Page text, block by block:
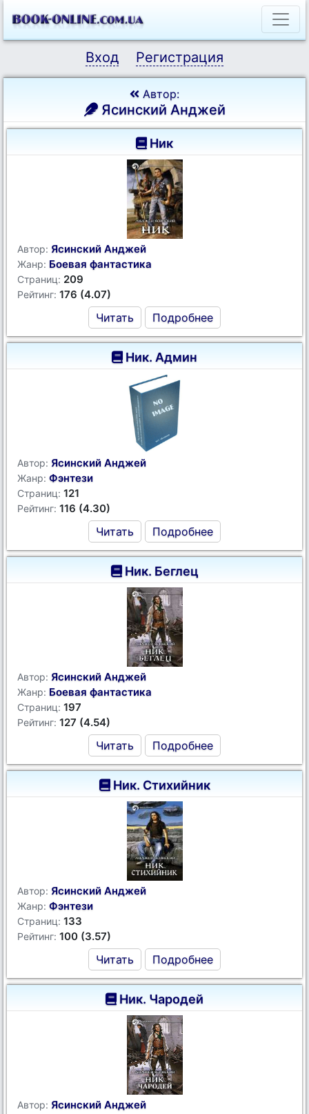
Вход Регистрация
Автор:
Ясинский Анджей
Ник
Автор: Ясинский Анджей
Жанр: Боевая фантастика
Страниц: 209
Рейтинг: 176 (4.07)
Читать Подробнее
Ник. Админ
Автор: Ясинский Анджей
Жанр: Фэнтези
Страниц: 121
Рейтинг: 116 (4.30)
Читать Подробнее
Ник. Беглец
Автор: Ясинский Анджей
Жанр: Боевая фантастика
Страниц: 197
Рейтинг: 127 (4.54)
Читать Подробнее
Ник. Стихийник
Автор: Ясинский Анджей
Жанр: Фэнтези
Страниц: 133
Рейтинг: 100 (3.57)
Читать Подробнее
Ник. Чародей
Автор: Ясинский Анджей